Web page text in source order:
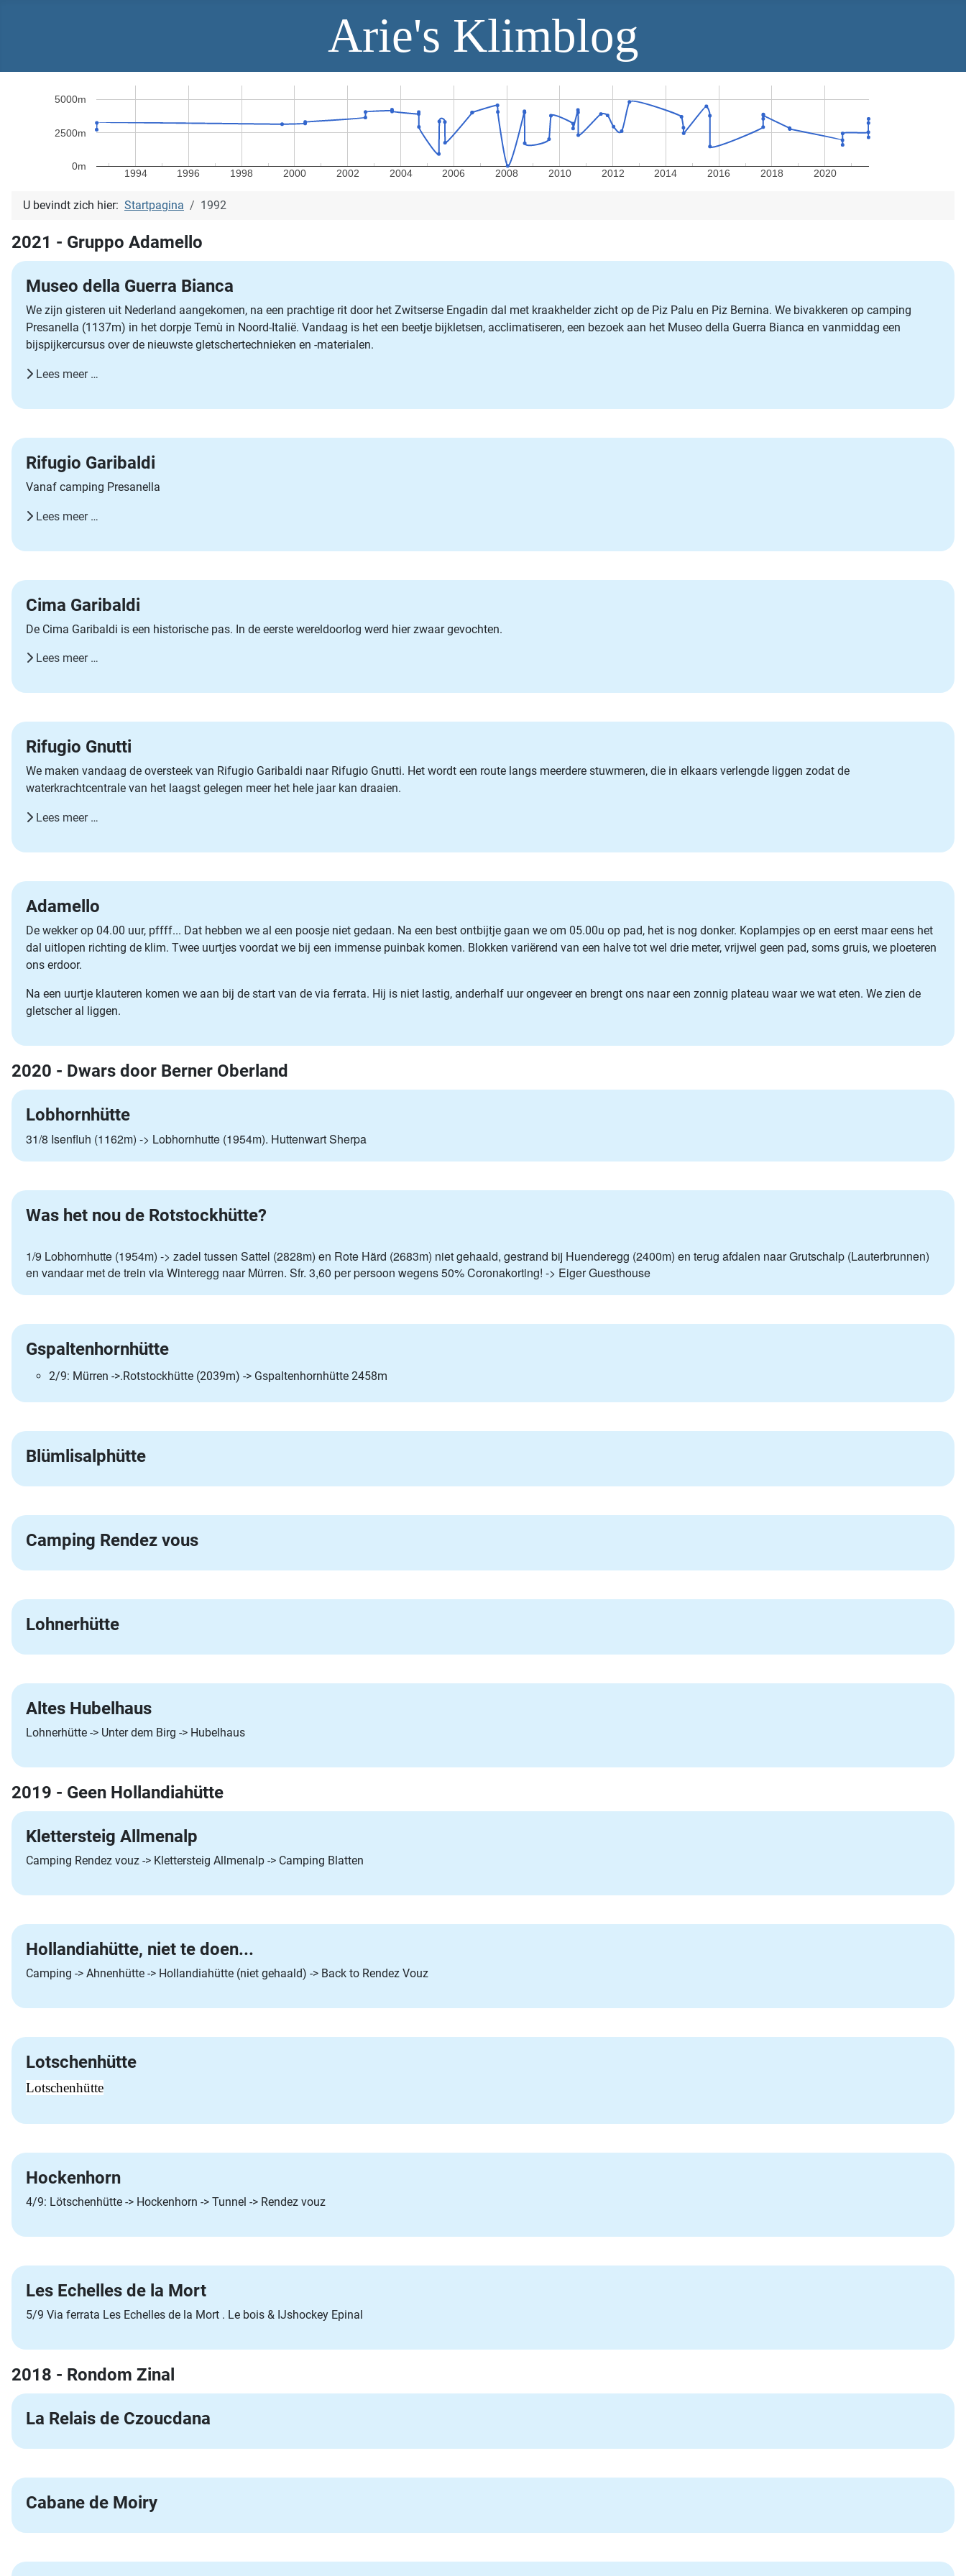
Arie's Klimblog
1994 1996 1998 2000 2002 2004 2006 2008 2010 2012 2014 2016 2018 2020
0m
2500m
5000m
U bevindt zich hier: Startpagina 1992
2021 - Gruppo Adamello
Museo della Guerra Bianca
We zijn gisteren uit Nederland aangekomen, na een prachtige rit door het Zwitserse Engadin dal met kraakhelder zicht op de Piz Palu en Piz Bernina. We bivakkeren op camping
Presanella (1137m) in het dorpje Temù in Noord-Italië. Vandaag is het een beetje bijkletsen, acclimatiseren, een bezoek aan het Museo della Guerra Bianca en vanmiddag een
bijspijkercursus over de nieuwste gletschertechnieken en -materialen.
Lees meer …
Rifugio Garibaldi
Vanaf camping Presanella
Lees meer …
Cima Garibaldi
De Cima Garibaldi is een historische pas. In de eerste wereldoorlog werd hier zwaar gevochten.
Lees meer …
Rifugio Gnutti
We maken vandaag de oversteek van Rifugio Garibaldi naar Rifugio Gnutti. Het wordt een route langs meerdere stuwmeren, die in elkaars verlengde liggen zodat de
waterkrachtcentrale van het laagst gelegen meer het hele jaar kan draaien.
Lees meer …
Adamello
De wekker op 04.00 uur, pffff... Dat hebben we al een poosje niet gedaan. Na een best ontbijtje gaan we om 05.00u op pad, het is nog donker. Koplampjes op en eerst maar eens het
dal uitlopen richting de klim. Twee uurtjes voordat we bij een immense puinbak komen. Blokken variërend van een halve tot wel drie meter, vrijwel geen pad, soms gruis, we ploeteren
ons erdoor.
Na een uurtje klauteren komen we aan bij de start van de via ferrata. Hij is niet lastig, anderhalf uur ongeveer en brengt ons naar een zonnig plateau waar we wat eten. We zien de
gletscher al liggen.
2020 - Dwars door Berner Oberland
Lobhornhütte
31/8 Isenfluh (1162m) -> Lobhornhutte (1954m). Huttenwart Sherpa
Was het nou de Rotstockhütte?
1/9 Lobhornhutte (1954m) -> zadel tussen Sattel (2828m) en Rote Härd (2683m) niet gehaald, gestrand bij Huenderegg (2400m) en terug afdalen naar Grutschalp (Lauterbrunnen)
en vandaar met de trein via Winteregg naar Mürren. Sfr. 3,60 per persoon wegens 50% Coronakorting! -> Eiger Guesthouse
Gspaltenhornhütte
2/9: Mürren ->.Rotstockhütte (2039m) -> Gspaltenhornhütte 2458m
Blümlisalphütte
Camping Rendez vous
Lohnerhütte
Altes Hubelhaus
Lohnerhütte -> Unter dem Birg -> Hubelhaus
2019 - Geen Hollandiahütte
Klettersteig Allmenalp
Camping Rendez vouz -> Klettersteig Allmenalp -> Camping Blatten
Hollandiahütte, niet te doen...
Camping -> Ahnenhütte -> Hollandiahütte (niet gehaald) -> Back to Rendez Vouz
Lotschenhütte
Lotschenhütte
Hockenhorn
4/9: Lötschenhütte -> Hockenhorn -> Tunnel -> Rendez vouz
Les Echelles de la Mort
5/9 Via ferrata Les Echelles de la Mort . Le bois & IJshockey Epinal
2018 - Rondom Zinal
La Relais de Czoucdana
Cabane de Moiry